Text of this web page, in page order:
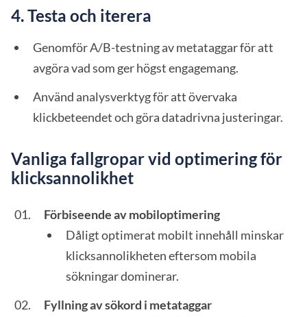
4. Testa och iterera
Genomför A/B-testning av metataggar för att
avgöra vad som ger högst engagemang.
Använd analysverktyg för att övervaka
klickbeteendet och göra datadrivna justeringar.
Vanliga fallgropar vid optimering för
klicksannolikhet
Förbiseende av mobiloptimering
Dåligt optimerat mobilt innehåll minskar
klicksannolikheten eftersom mobila
sökningar dominerar.
Fyllning av sökord i metataggar